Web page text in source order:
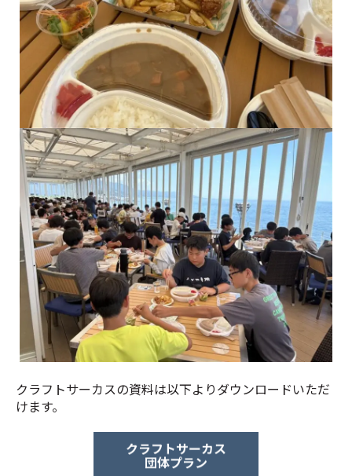
唐揚げ・ポテト付き学生カレー
約140名全員が、同じ空間でお召し上がりいただきまし
クラフトサーカスの資料は以下よりダウンロードいただ
けます。